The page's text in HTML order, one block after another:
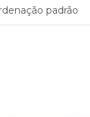
padrão